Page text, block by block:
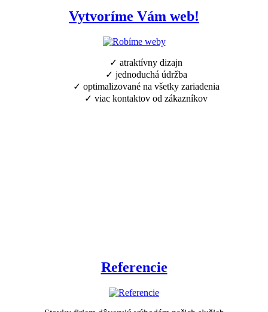
Vytvoríme Vám web!
✓ atraktívny dizajn
✓ jednoduchá údržba
✓ optimalizované na všetky zariadenia
✓ viac kontaktov od zákazníkov
Referencie